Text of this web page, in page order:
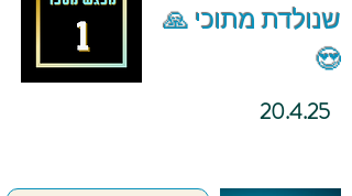
שנולדת מתוכי 🙏
😍
20.4.25